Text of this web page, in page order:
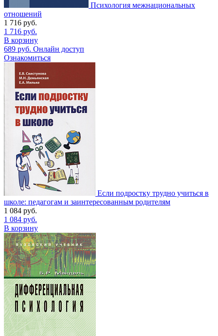
Психология межнациональных
отношений
1 716 руб.
1 716 руб.
В корзину
689 руб. Онлайн доступ
Ознакомиться
Если подростку трудно учиться в
школе: педагогам и заинтересованным родителям
1 084 руб.
1 084 руб.
В корзину